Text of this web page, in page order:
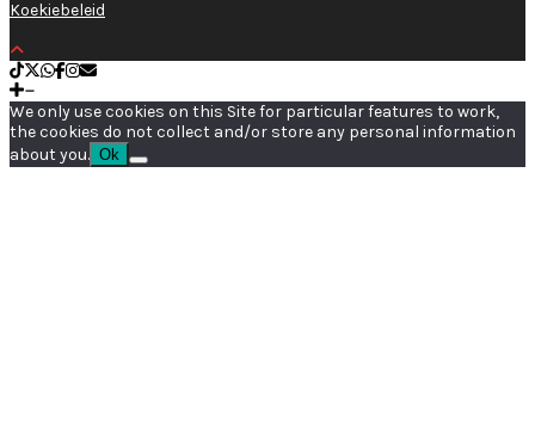
Koekiebeleid
We only use cookies on this Site for particular features to work,
the cookies do not collect and/or store any personal information
about you. Ok